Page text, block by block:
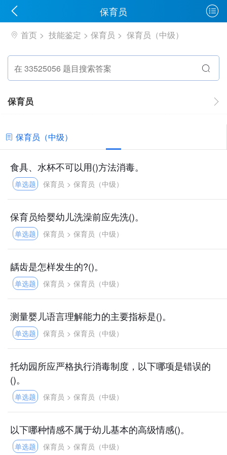
保育员
首页 技能鉴定 保育员 保育员（中级）
保育员
保育员（中级）
食具、水杯不可以用()方法消毒。
单选题 保育员 > 保育员（中级）
保育员给婴幼儿洗澡前应先洗()。
单选题 保育员 > 保育员（中级）
龋齿是怎样发生的?()。
单选题 保育员 > 保育员（中级）
测量婴儿语言理解能力的主要指标是()。
单选题 保育员 > 保育员（中级）
托幼园所应严格执行消毒制度，以下哪项是错误的
()。
单选题 保育员 > 保育员（中级）
以下哪种情感不属于幼儿基本的高级情感()。
单选题 保育员 > 保育员（中级）